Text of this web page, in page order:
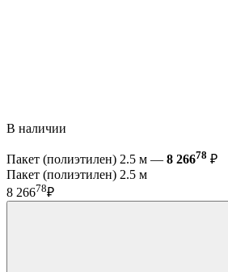
В наличии
Пакет (полиэтилен) 2.5 м — 8 26678 ₽
Пакет (полиэтилен) 2.5 м
8 26678₽